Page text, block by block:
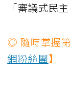
「審議式民
◎ 隨時掌握
網粉絲團】